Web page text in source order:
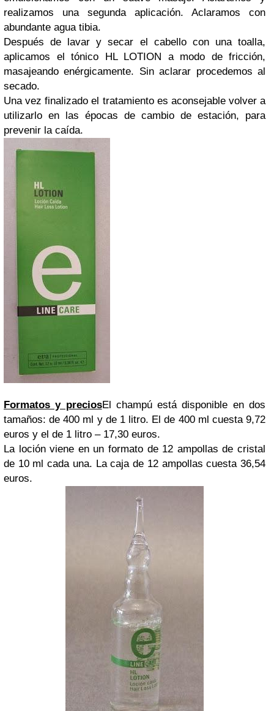
realizamos una segunda aplicación. Aclaramos con
abundante agua tibia.
Después de lavar y secar el cabello con una toalla,
aplicamos el tónico HL LOTION a modo de fricción,
masajeando enérgicamente. Sin aclarar procedemos al
secado.
Una vez finalizado el tratamiento es aconsejable volver a
utilizarlo en las épocas de cambio de estación, para
prevenir la caída.
Formatos y preciosEl champú está disponible en dos
tamaños: de 400 ml y de 1 litro. El de 400 ml cuesta 9,72
euros y el de 1 litro – 17,30 euros.
La loción viene en un formato de 12 ampollas de cristal
de 10 ml cada una. La caja de 12 ampollas cuesta 36,54
euros.